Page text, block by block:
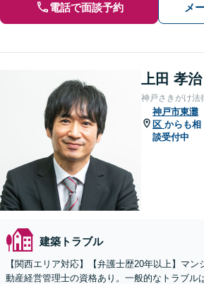
電話で面談予約 メ
上田 孝治
神戸さきがけ法
神戸市東灘
区 からも相
談受付中
建築トラブル
【関西エリア対応】【弁護士歴20年以上】マ
動産経営管理士の資格あり。一般的なトラブル